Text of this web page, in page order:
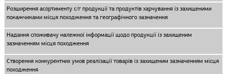
Розширення асортименту с/г продукції та продуктів харчування із захищеними
покажчиками місця походження та географічного зазначення
Надання споживачу належної інформації щодо продукції із захищеним
зазначенням місця походження
Створення конкурентних умов реалізації товарів із захищеним зазначенням місця
походження